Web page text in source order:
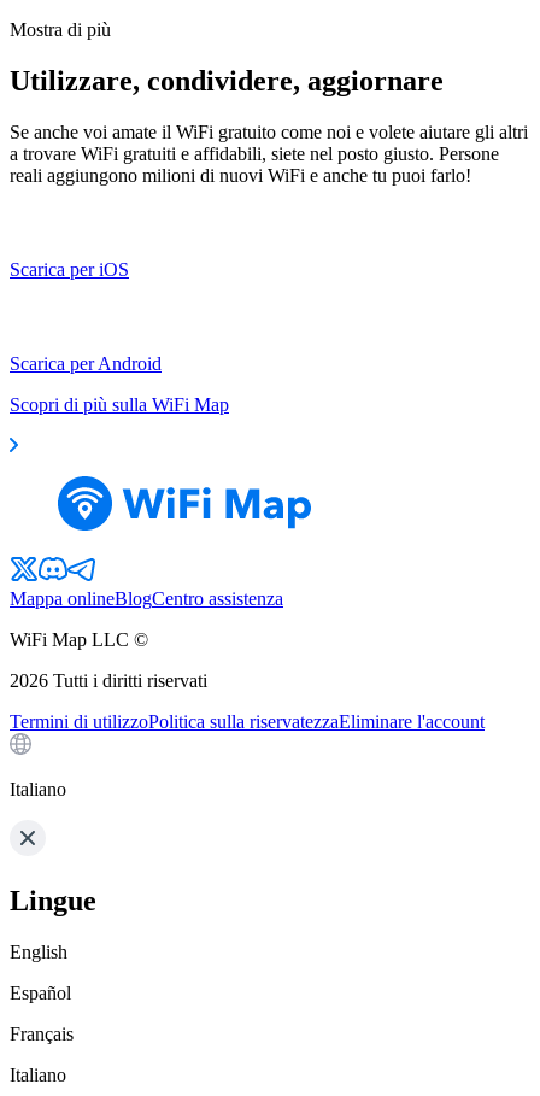
Mostra di più
Utilizzare, condividere, aggiornare
Se anche voi amate il WiFi gratuito come noi e volete aiutare gli altri
a trovare WiFi gratuiti e affidabili, siete nel posto giusto. Persone
reali aggiungono milioni di nuovi WiFi e anche tu puoi farlo!
Scarica per iOS
Scarica per Android
Scopri di più sulla WiFi Map
Mappa onlineBlogCentro assistenza
WiFi Map LLC ©
2026 Tutti i diritti riservati
Termini di utilizzoPolitica sulla riservatezzaEliminare l'account
Italiano
Lingue
English
Español
Français
Italiano